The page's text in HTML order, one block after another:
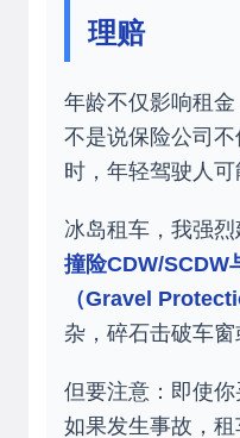
理赔
年龄不仅影响租
不是说保险公司
时，年轻驾驶人可
冰岛租车，我强
撞险CDW/SCDW
（Gravel
杂，碎石击破车窗
但要注意：即使你
如果发生事故，